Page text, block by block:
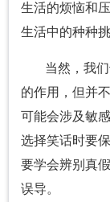
生活的烦恼和
生活中的种种挑
当然，我
的作用，但并
可能会涉及敏
选择笑话时要
要学会辨别真
误导。